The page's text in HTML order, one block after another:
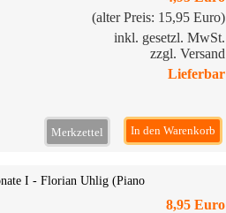
(alter Preis: 15,95 Euro)
inkl. gesetzl. MwSt.
zzgl. Versand
Lieferbar
In den Warenkorb
Merkzettel
I - Florian Uhlig (Piano
8,95 Euro